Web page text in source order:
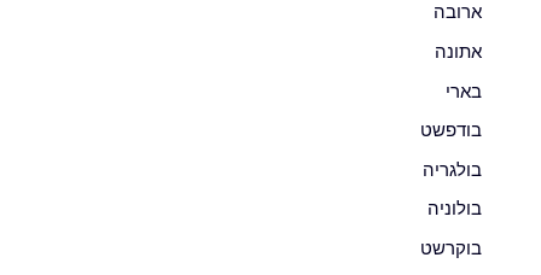
ארובה
אתונה
בארי
בודפשט
בולגריה
בולוניה
בוקרשט